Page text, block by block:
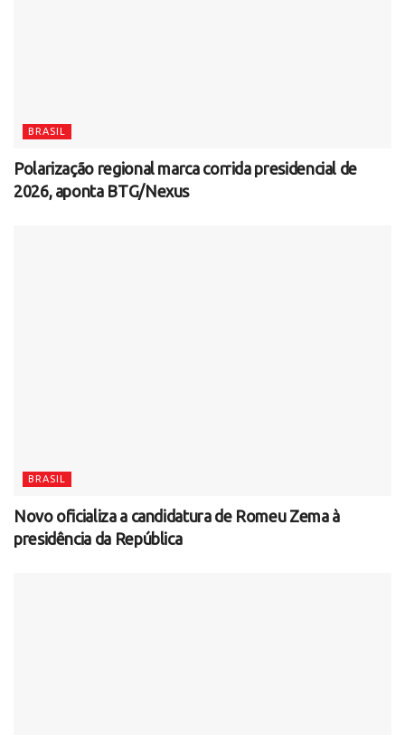
BRASIL
Polarização regional marca corrida presidencial de
2026, aponta BTG/Nexus
BRASIL
Novo oficializa a candidatura de Romeu Zema à
presidência da República